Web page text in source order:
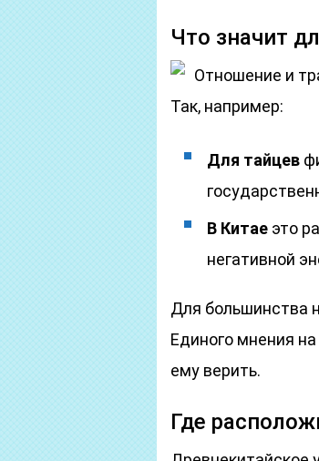
Что значит
Отношение и
Так, например:
Для тайцев
В Китае это
негативной
Для большинства
Единого мнения
ему верить.
Где